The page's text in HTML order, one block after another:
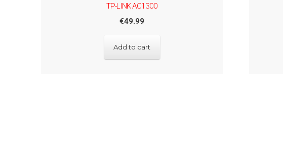
TP-LINK AC1300
€49.99
Add to cart